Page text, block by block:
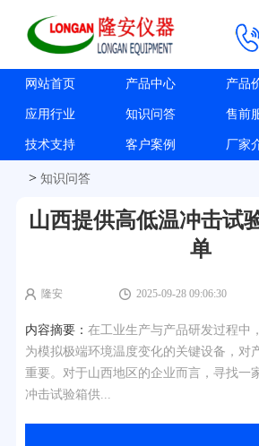
网站首页 产品中心 产品
应用行业 知识问答 售前
技术支持 客户案例 厂家
> 知识问答
山西提供高低温冲击试
单
隆安 2025-09-28 09:06:30
内容摘要： 在工业生产与产品研发过程中
为模拟极端环境温度变化的关键设备，对
重要。对于山西地区的企业而言，寻找一
冲击试验箱供...